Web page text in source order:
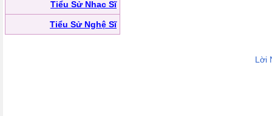
Tiểu Sử Nhạc Sĩ
Tiểu Sử Nghệ Sĩ
Lời